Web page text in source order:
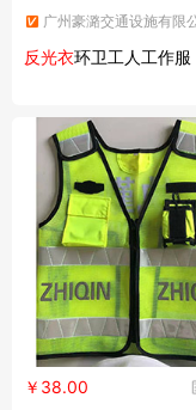
广州豪潞交通设施有限
反光衣环卫工人工作服
￥38.00